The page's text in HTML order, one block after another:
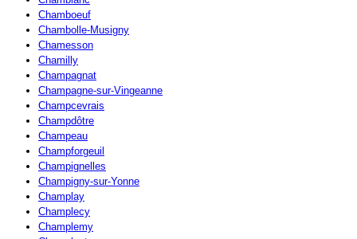
Chamboeuf
Chambolle-Musigny
Chamesson
Chamilly
Champagnat
Champagne-sur-Vingeanne
Champcevrais
Champdôtre
Champeau
Champforgeuil
Champignelles
Champigny-sur-Yonne
Champlay
Champlecy
Champlemy